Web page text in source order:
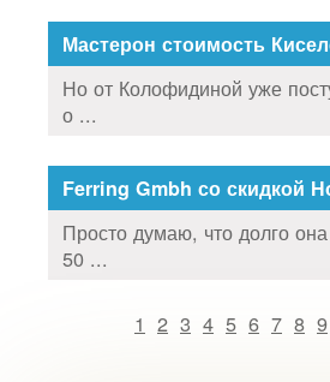
Мастерон стоимость
Но от Колофидиной уже
о ...
Ferring Gmbh со скидкой
Просто думаю, что долго
50 ...
1 2 3 4 5 6 7 8 9